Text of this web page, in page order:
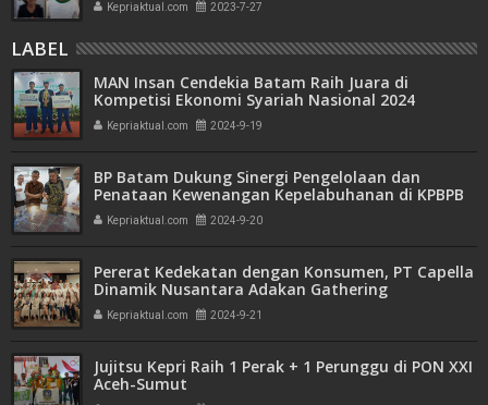
Kepriaktual.com 2023-7-27
LABEL
MAN Insan Cendekia Batam Raih Juara di
Kompetisi Ekonomi Syariah Nasional 2024
Kepriaktual.com 2024-9-19
BP Batam Dukung Sinergi Pengelolaan dan
Penataan Kewenangan Kepelabuhanan di KPBPB
Batam
Kepriaktual.com 2024-9-20
Pererat Kedekatan dengan Konsumen, PT Capella
Dinamik Nusantara Adakan Gathering
Kepriaktual.com 2024-9-21
Jujitsu Kepri Raih 1 Perak + 1 Perunggu di PON XXI
Aceh-Sumut